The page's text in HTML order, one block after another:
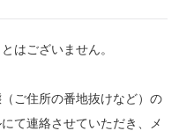
はございません。
ご住所の番地抜けなど）の
て連絡させていただき、メ